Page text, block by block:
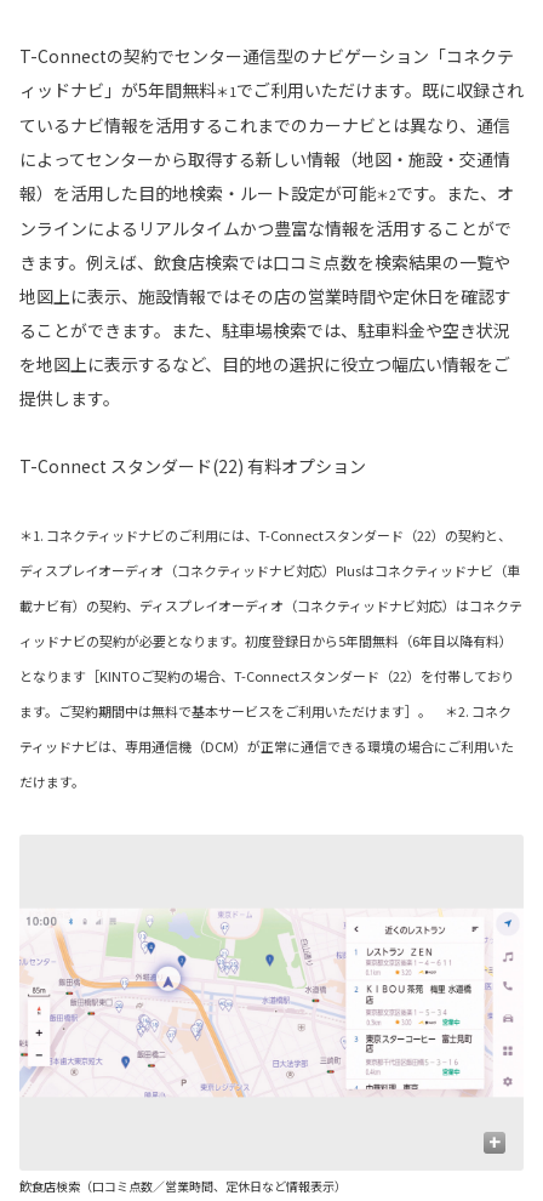
T-Connectの契約でセンター通信型のナビゲーション「コネクテ
ィッドナビ」が5年間無料＊1でご利用いただけます。既に収録され
ているナビ情報を活用するこれまでのカーナビとは異なり、通信
によってセンターから取得する新しい情報（地図・施設・交通情
報）を活用した目的地検索・ルート設定が可能＊2です。また、オ
ンラインによるリアルタイムかつ豊富な情報を活用することがで
きます。例えば、飲食店検索では口コミ点数を検索結果の一覧や
地図上に表示、施設情報ではその店の営業時間や定休日を確認す
ることができます。また、駐車場検索では、駐車料金や空き状況
を地図上に表示するなど、目的地の選択に役立つ幅広い情報をご
提供します。
T-Connect スタンダード(22) 有料オプション
＊1. コネクティッドナビのご利用には、T-Connectスタンダード（22）の契約と、
ディスプレイオーディオ（コネクティッドナビ対応）Plusはコネクティッドナビ（車
載ナビ有）の契約、ディスプレイオーディオ（コネクティッドナビ対応）はコネクテ
ィッドナビの契約が必要となります。初度登録日から5年間無料（6年目以降有料）
となります［KINTOご契約の場合、T-Connectスタンダード（22）を付帯しており
ます。ご契約期間中は無料で基本サービスをご利用いただけます］。 ＊2. コネク
ティッドナビは、専用通信機（DCM）が正常に通信できる環境の場合にご利用いた
だけます。
+
飲食店検索（口コミ点数／営業時間、定休日など情報表示）